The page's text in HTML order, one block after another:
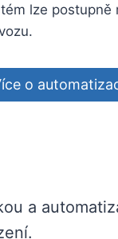
lze
o
a